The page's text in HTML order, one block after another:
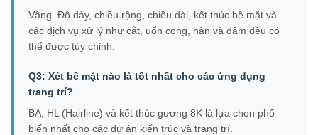
Vâng. Độ dày, chiều rộng, chiều dài, kết thúc bề mặt và
các dịch vụ xử lý như cắt, uốn cong, hàn và đâm đều có
thể được tùy chỉnh.
Q3: Xét bề mặt nào là tốt nhất cho các ứng dụng
trang trí?
BA, HL (Hairline) và kết thúc gương 8K là lựa chọn phổ
biến nhất cho các dự án kiến trúc và trang trí.